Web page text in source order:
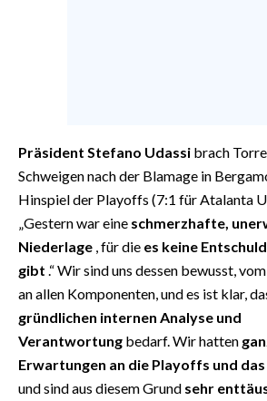
ABBONATI
ANNUNCI
NECROLOGI
PUBBLICITÀ
SPIAGGE
STORE
Präsident Stefano Udassi brach
Schweigen nach der Blamage in
Hinspiel der Playoffs (7:1 für Atalanta
„Gestern war eine schmerzhafte,
Niederlage , für die es keine
gibt .“ Wir sind uns dessen bewusst,
an allen Komponenten, und es ist klar,
gründlichen internen Analyse und
Verantwortung bedarf. Wir hatten
Erwartungen an die Playoffs und
und sind aus diesem Grund sehr